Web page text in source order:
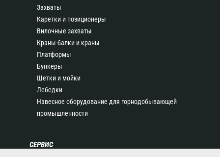
Захваты
Каретки и позиционеры
Вилочные захваты
Краны-балки и краны
Платформы
Бункеры
Щетки и мойки
Лебедки
Навесное оборудование для горнодобывающей
промышленности
СЕРВИС